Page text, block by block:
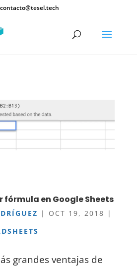
contacto@tesel.tech
en Google Sheets
| OCT 19, 2018 |
grandes ventajas de